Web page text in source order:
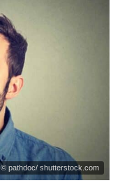
© pathdoc/ shutterstock.com